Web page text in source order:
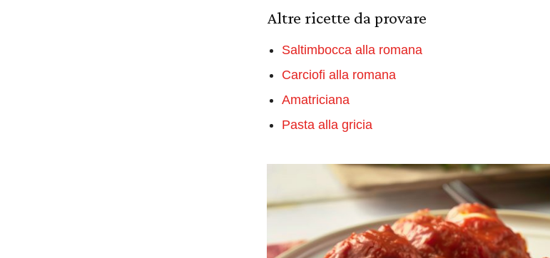
Altre ricette da provare
Saltimbocca alla romana
Carciofi alla romana
Amatriciana
Pasta alla gricia